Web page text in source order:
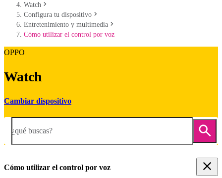
Watch
Configura tu dispositivo
Entretenimiento y multimedia
Cómo utilizar el control por voz
OPPO
Watch
Cambiar dispositivo
¿qué buscas?
Cómo utilizar el control por voz